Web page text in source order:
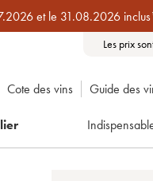
et le 31.08.2026
Les prix
Cote des vins Guide des